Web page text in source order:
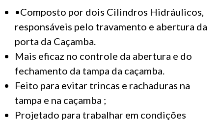
•Composto por dois Cilindros Hidráulicos,
responsáveis pelo travamento e abertura da
porta da Caçamba.
Mais eficaz no controle da abertura e do
fechamento da tampa da caçamba.
Feito para evitar trincas e rachaduras na
tampa e na caçamba ;
Projetado para trabalhar em condições